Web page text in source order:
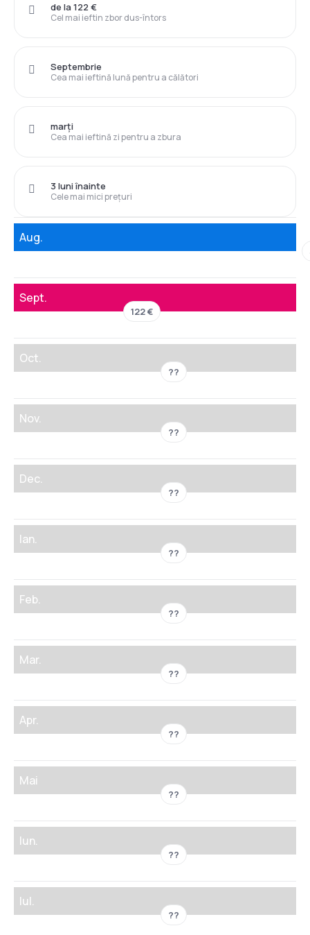
Cel mai ieftin zbor dus-întors
de la 122 €
Cea mai ieftină lună pentru a călători
Septembrie
Cea mai ieftină zi pentru a zbura
marți
Cele mai mici prețuri
3 luni înainte
Aug.
Sept.
122 €
Oct.
??
Nov.
??
Dec.
??
Ian.
??
Feb.
??
Mar.
??
Apr.
??
Mai
??
Iun.
??
Iul.
??